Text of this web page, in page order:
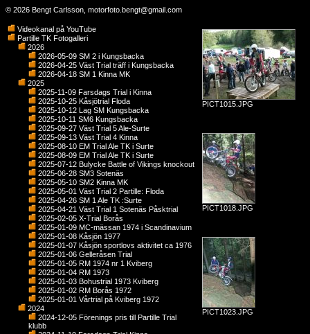
© 2026 Bengt Carlsson, motorfoto.bengt@gmail.com
Videokanal på YouTube
Partille TK Fotogalleri
2026
2026-05-09 SM 2 i Kungsbacka
2026-04-25 Väst Trial träff i Kungsbacka
2026-04-18 SM 1 Kinna MK
2025
2025-11-09 Farsdags Trial i Kinna
2025-10-25 Kåsjötrial Floda
2025-10-12 Lag SM Kungsbacka
2025-10-11 SM6 Kungsbacka
2025-09-27 Väst Trial 5 Ale-Surte
2025-09-13 Väst Trial 4 Kinna
2025-08-10 EM Trial Ale TK i Surte
2025-08-09 EM Trial Ale TK i Surte
2025-07-12 Bulycke Battle of Vikings knockout
2025-06-28 SM3 Sotenäs
2025-05-10 SM2 Kinna MK
2025-05-01 Väst Trial 2 Partille: Floda
2025-04-26 SM 1 Ale TK :Surte
2025-04-21 Väst Trial 1 Sotenäs Påsktrial
2025-02-05 X-Trial Borås
2025-01-09 MC-mässan 1974 i Scandinavium
2025-01-08 Kåsjön 1977
2025-01-07 Kåsjön sportlovs aktivitet ca 1976
2025-01-06 Gelleråsen Trial
2025-01-05 RM 1974 nr 1 Kviberg
2025-01-04 RM 1973
2025-01-03 Bohustrial 1973 Kviberg
2025-01-02 RM Borås 1972
2025-01-01 Vårtrial på Kviberg 1972
2024
2024-12-05 Förenings pris till Partille Trial
klubb
PICT1015.JPG
PICT1018.JPG
PICT1023.JPG